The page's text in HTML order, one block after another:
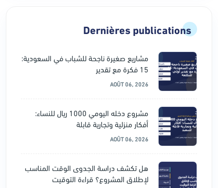
Dernières publications
مشاريع صغيرة ناجحة للشباب في السعودية:
15 فكرة مع تقدير
AOÛT 06, 2026
مشروع دخله اليومي 1000 ريال للنساء:
أفكار منزلية وتجارية قابلة
AOÛT 06, 2026
هل تكشف دراسة الجدوى الوقت المناسب
لإطلاق المشروع؟ قراءة التوقيت